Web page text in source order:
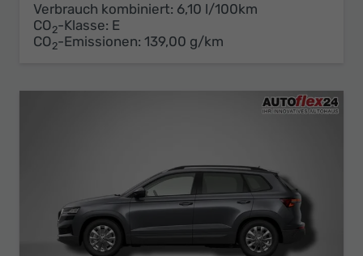
Verbrauch kombiniert: 6,10 l/100km
CO2-Klasse: E
CO2-Emissionen: 139,00 g/km